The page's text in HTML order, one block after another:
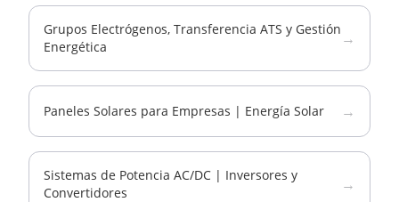
Grupos Electrógenos, Transferencia ATS y Gestión
Energética
→
Paneles Solares para Empresas | Energía Solar →
Sistemas de Potencia AC/DC | Inversores y
Convertidores
→